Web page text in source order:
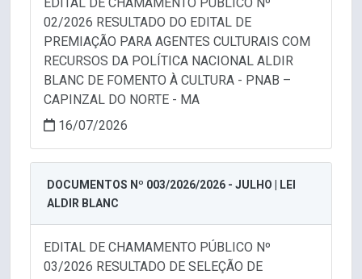
02/2026 RESULTADO DO EDITAL DE
PREMIAÇÃO PARA AGENTES CULTURAIS COM
RECURSOS DA POLÍTICA NACIONAL ALDIR
BLANC DE FOMENTO À CULTURA - PNAB –
CAPINZAL DO NORTE - MA
16/07/2026
DOCUMENTOS Nº 003/2026/2026 - JULHO | LEI
ALDIR BLANC
EDITAL DE CHAMAMENTO PÚBLICO Nº
03/2026 RESULTADO DE SELEÇÃO DE